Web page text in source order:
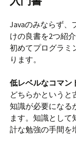
Javaのみならず、
けの良書を2つ紹介
初めてプログラミ
ります。
低レベルなコマン
どちらかというと
知識が必要になる
ます。知識として
計な勉強の手間を